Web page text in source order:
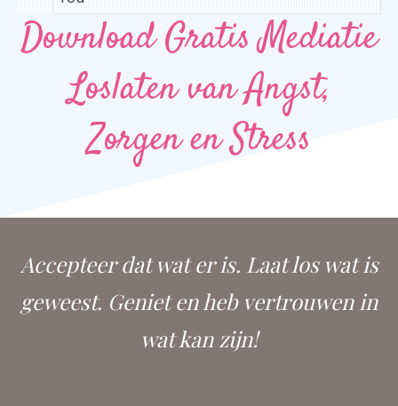
Download Gratis Mediatie
Loslaten van Angst,
Zorgen en Stress
Accepteer dat wat er is. Laat los wat is
geweest. Geniet en heb vertrouwen in
wat kan zijn!